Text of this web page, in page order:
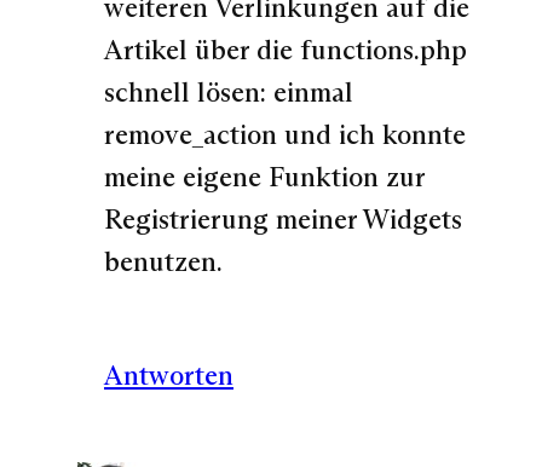
weiteren Verlinkungen auf die
Artikel über die functions.php
schnell lösen: einmal
remove_action und ich konnte
meine eigene Funktion zur
Registrierung meiner Widgets
benutzen.
Antworten